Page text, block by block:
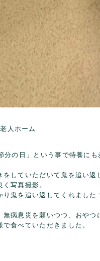
人ホーム
分の日」という事で特養に
をしていただいて鬼を追い
写真撮影。
り鬼を追い返してくれました
無病息災を願いつつ、おや
食べていただきました。